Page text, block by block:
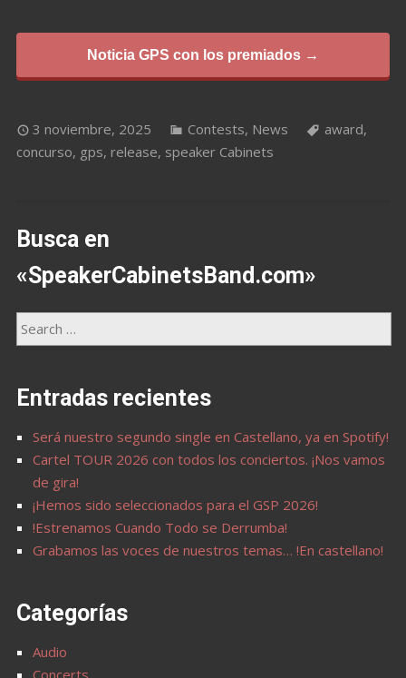
Noticia GPS con los premiados →
3 noviembre, 2025 Contests, News award,
concurso, gps, release, speaker Cabinets
Busca en
«SpeakerCabinetsBand.com»
Entradas recientes
Será nuestro segundo single en Castellano, ya en Spotify!
Cartel TOUR 2026 con todos los conciertos. ¡Nos vamos
de gira!
¡Hemos sido seleccionados para el GSP 2026!
!Estrenamos Cuando Todo se Derrumba!
Grabamos las voces de nuestros temas… !En castellano!
Categorías
Audio